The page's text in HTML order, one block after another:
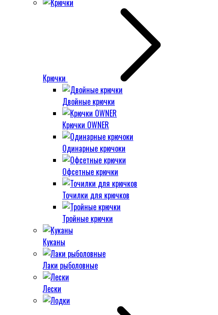
Крючки
Двойные крючки
Крючки OWNER
Одинарные крючоки
Офсетные крючки
Точилки для крючков
Тройные крючки
Куканы
Лаки рыболовные
Лески